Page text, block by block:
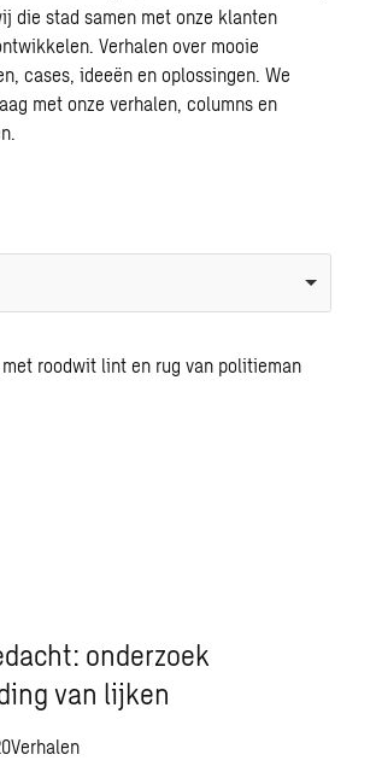
die stad samen met onze klanten
Verhalen over mooie
cases, ideeën en oplossingen. We
met onze verhalen, columns en
onderzoek
van lijken
Verhalen